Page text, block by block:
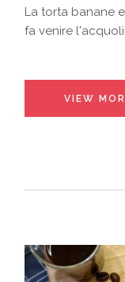
La torta banane
fa venire
VIEW